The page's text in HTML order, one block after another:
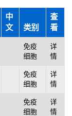
中
文
类别
查
看
免疫
细胞
详
情
免疫
细胞
详
情
免疫
细胞
详
情